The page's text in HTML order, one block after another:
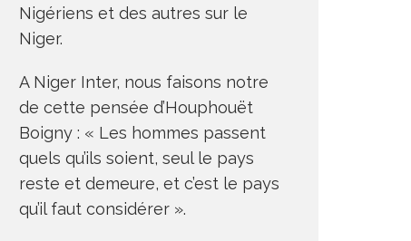
Nigériens et des autres sur le
Niger.
A Niger Inter, nous faisons notre
de cette pensée d’Houphouët
Boigny : « Les hommes passent
quels qu’ils soient, seul le pays
reste et demeure, et c’est le pays
qu’il faut considérer ».